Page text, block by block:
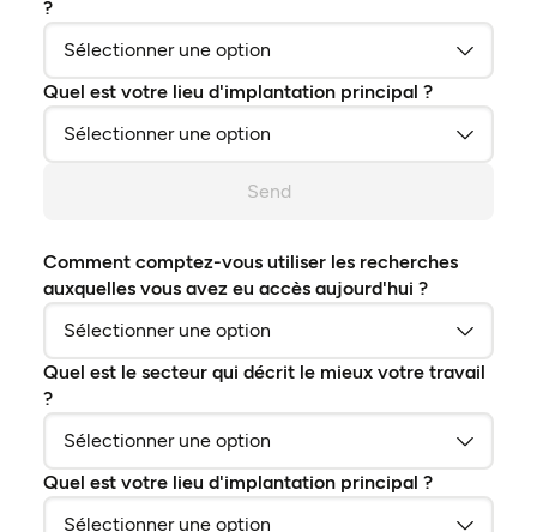
?
Quel est votre lieu d'implantation principal ?
Send
Comment comptez-vous utiliser les recherches
auxquelles vous avez eu accès aujourd'hui ?
Quel est le secteur qui décrit le mieux votre travail
?
Quel est votre lieu d'implantation principal ?